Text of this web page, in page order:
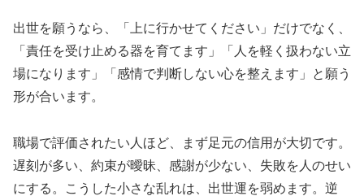
出世を願うなら、「上に行かせてください」だけでなく、
「責任を受け止める器を育てます」「人を軽く扱わない立
場になります」「感情で判断しない心を整えます」と願う
形が合います。
職場で評価されたい人ほど、まず足元の信用が大切です。
遅刻が多い、約束が曖昧、感謝が少ない、失敗を人のせい
にする。こうした小さな乱れは、出世運を弱めます。逆